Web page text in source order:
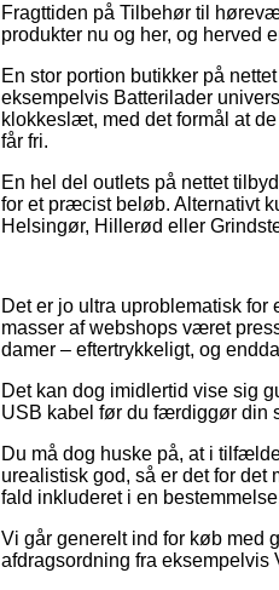
Fragttiden på Tilbehør til
produkter nu og her, og herved
En stor portion butikker på
eksempelvis Batterilader
klokkeslæt, med det formål at
får fri.
En hel del outlets på nettet
for et præcist beløb. Alternativt
Helsingør, Hillerød eller
Det er jo ultra uproblematisk
masser af webshops været
damer – eftertrykkeligt, og
Det kan dog imidlertid vise sig
USB kabel før du færdiggør din
Du må dog huske på, at i
urealistisk god, så er det for
fald inkluderet i en
Vi går generelt ind for køb med
afdragsordning fra